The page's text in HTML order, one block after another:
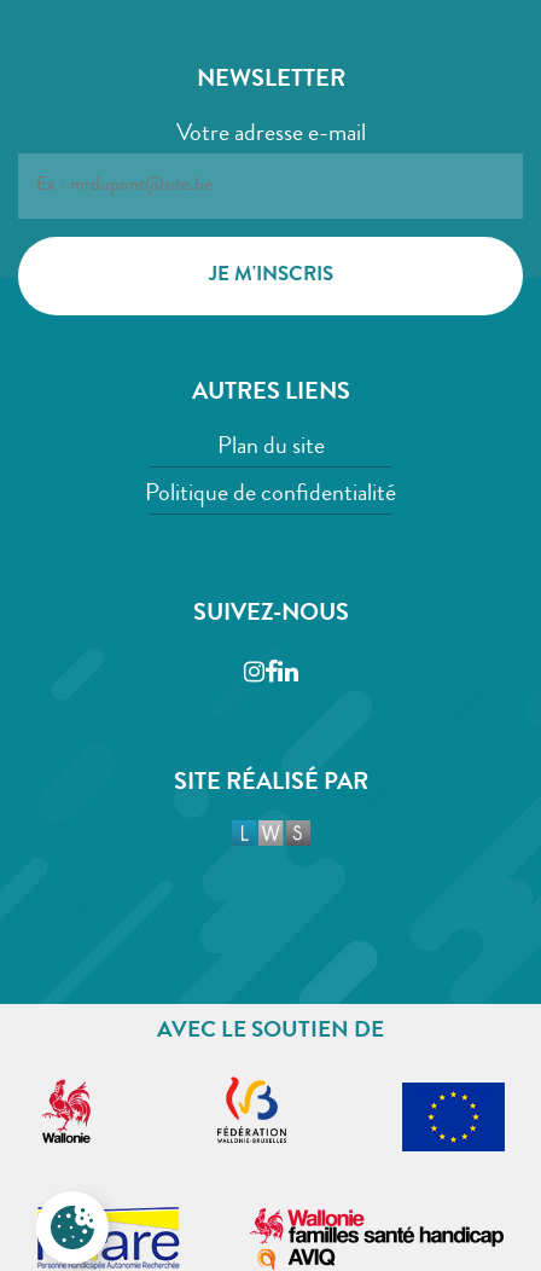
NEWSLETTER
Votre adresse e-mail
AUTRES LIENS
Plan du site
Politique de confidentialité
SUIVEZ-NOUS
Instagram
Facebook
LinkedIn
SITE RÉALISÉ PAR
AVEC LE SOUTIEN DE